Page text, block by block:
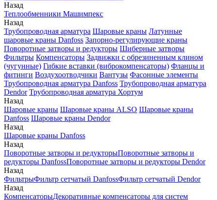
Назад
Теплообменники Машимпекс
Назад
Трубопроводная арматура Шаровые краны Латунные
шаровые краны Danfoss Запорно-регулирующие краны
Поворотные затворы и редукторы Шиберные затворы
Фильтры Компенсаторы Задвижки с обрезиненным клином
(чугунные) Гибкие вставки (виброкомпенсаторы) Фланцы и
фитинги Воздухоотводчики Вантузы Фасонные элементы
Трубопроводная арматура Danfoss Трубопроводная арматура
Dendor Трубопроводная арматура Хортум
Назад
Шаровые краны Шаровые краны ALSO Шаровые краны
Danfoss Шаровые краны Dendor
Назад
Шаровые краны Danfoss
Назад
Поворотные затворы и редукторыПоворотные затворы и
редукторы DanfossПоворотные затворы и редукторы Dendor
Назад
ФильтрыФильтр сетчатый DanfossФильтр сетчатый Dendor
Назад
КомпенсаторыДекоративные компенсаторы для систем